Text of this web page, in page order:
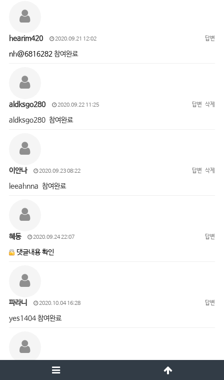
hearim420 2020.09.21 12:02 답변
nh@6816282참여완료
aldksgo280 2020.09.22 11:25 답변 삭제
aldksgo280 참여완료
이안나 2020.09.23 08:22 답변 삭제
leeahnna 참여완료
혜동 2020.09.24 22:07 답변
댓글내용 확인
파라니 2020.10.04 16:28 답변
yes1404 참여완료
2020.10.05 15:01